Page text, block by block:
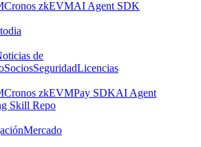
Cronos zkEVMAI Agent SDK
de
SociosSeguridadLicencias
Cronos zkEVMPay SDKAI Agent
Skill Repo
Mercado